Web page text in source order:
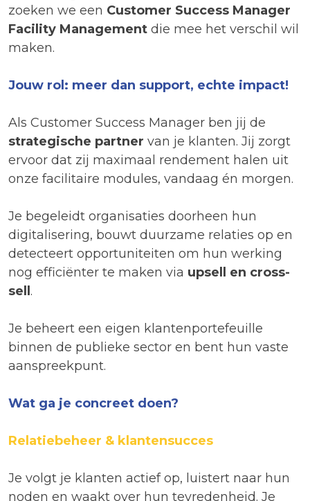
zoeken we een Customer Success Manager
Facility Management die mee het verschil wil
maken.
Jouw rol: meer dan support, echte impact!
Als Customer Success Manager ben jij de
strategische partner van je klanten. Jij zorgt
ervoor dat zij maximaal rendement halen uit
onze facilitaire modules, vandaag én morgen.
Je begeleidt organisaties doorheen hun
digitalisering, bouwt duurzame relaties op en
detecteert opportuniteiten om hun werking
nog efficiënter te maken via upsell en cross-
sell .
Je beheert een eigen klantenportefeuille
binnen de publieke sector en bent hun vaste
aanspreekpunt.
Wat ga je concreet doen?
Relatiebeheer & klantensucces
Je volgt je klanten actief op, luistert naar hun
noden en waakt over hun tevredenheid. Je